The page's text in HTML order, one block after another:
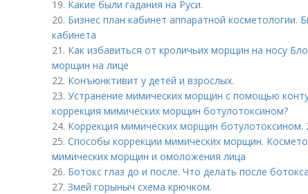
19. Какие были гадания на Руси.
20. Бизнес план кабинет аппаратной косметологии.
кабинета
21. Как избавиться от кроличьих морщин на носу
морщин на лице
22. Конъюнктивит у детей и взрослых.
23. Устранение мимических морщин с помощью
коррекция мимических морщин ботулотоксином?
24. Коррекция мимических морщин ботулотоксином.
25. Способы коррекции мимических морщин.
мимических морщин и омоложения лица
26. Ботокс глаз до и после. Что делать после
27. Змей горыныч схема крючком.